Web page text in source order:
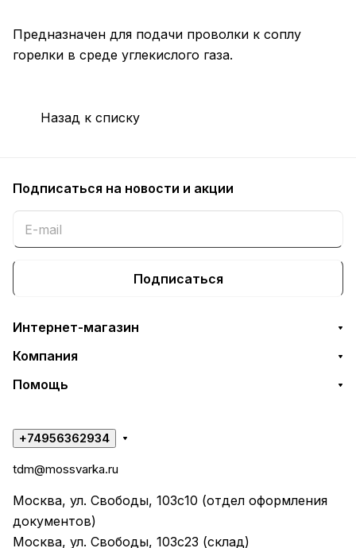
Предназначен для подачи проволки к соплу
горелки в среде углекислого газа.
Назад к списку
Подписаться на новости и акции
Подписаться
Интернет-магазин
Компания
Помощь
+74956362934
tdm@mossvarka.ru
Москва, ул. Свободы, 103с10 (отдел оформления
документов)
Москва, ул. Свободы, 103с23 (склад)